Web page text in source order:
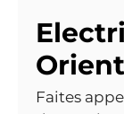
Faites